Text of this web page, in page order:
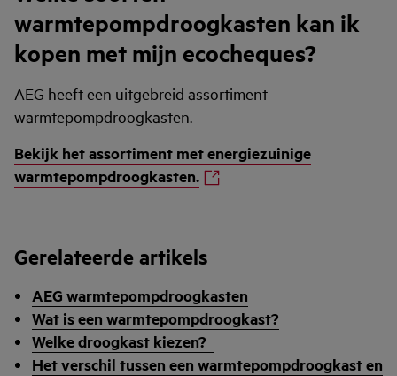
warmtepompdroogkasten kan ik
kopen met mijn ecocheques?
AEG heeft een uitgebreid assortiment
warmtepompdroogkasten.
Bekijk het assortiment met energiezuinige
warmtepompdroogkasten.
Gerelateerde artikels
AEG warmtepompdroogkasten
Wat is een warmtepompdroogkast?
Welke droogkast kiezen?
Het verschil tussen een warmtepompdroogkast en